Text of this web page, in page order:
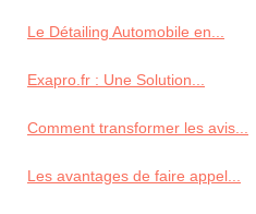
Le Détailing Automobile en...
Exapro.fr : Une Solution...
Comment transformer les avis...
Les avantages de faire appel...